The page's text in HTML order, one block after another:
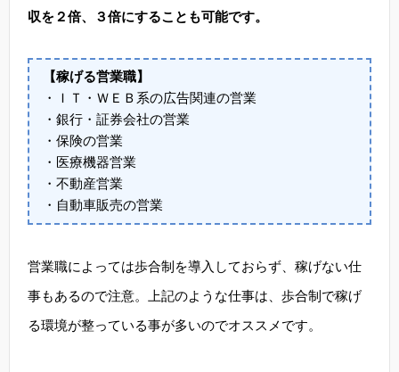
収を２倍、３倍にすることも可能です。
【稼げる営業職】
・ＩＴ・ＷＥＢ系の広告関連の営業
・銀行・証券会社の営業
・保険の営業
・医療機器営業
・不動産営業
・自動車販売の営業
営業職によっては歩合制を導入しておらず、稼げない仕
事もあるので注意。上記のような仕事は、歩合制で稼げ
る環境が整っている事が多いのでオススメです。